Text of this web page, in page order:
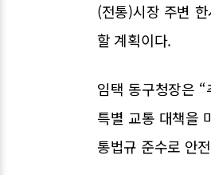
(전통)시장 주변
할 계획이다.
임택 동구청장은
특별 교통 대책을
통법규 준수로 안